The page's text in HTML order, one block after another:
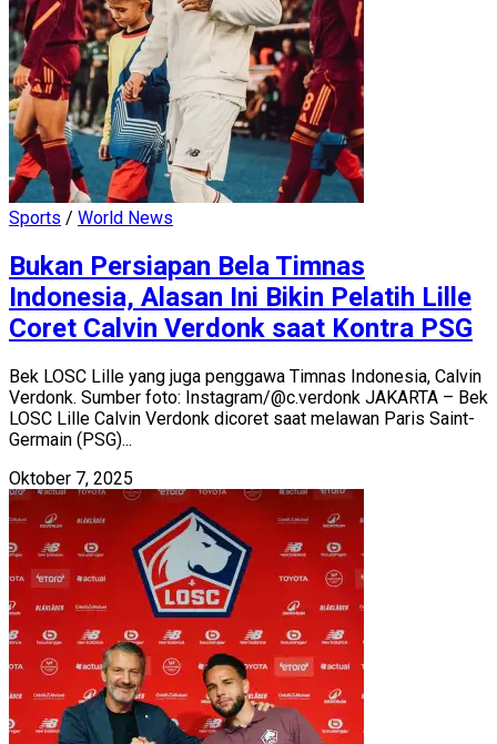
Sports / World News
Bukan Persiapan Bela Timnas
Indonesia, Alasan Ini Bikin Pelatih Lille
Coret Calvin Verdonk saat Kontra PSG
Bek LOSC Lille yang juga penggawa Timnas Indonesia, Calvin
Verdonk. Sumber foto: Instagram/@c.verdonk JAKARTA – Bek
LOSC Lille Calvin Verdonk dicoret saat melawan Paris Saint-
Germain (PSG)...
Oktober 7, 2025